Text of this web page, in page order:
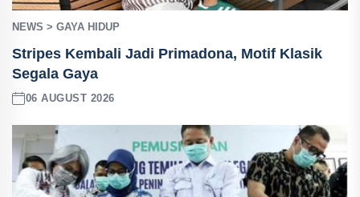
NEWS > GAYA HIDUP
Stripes Kembali Jadi Primadona, Motif Klasik
Segala Gaya
06 AUGUST 2026